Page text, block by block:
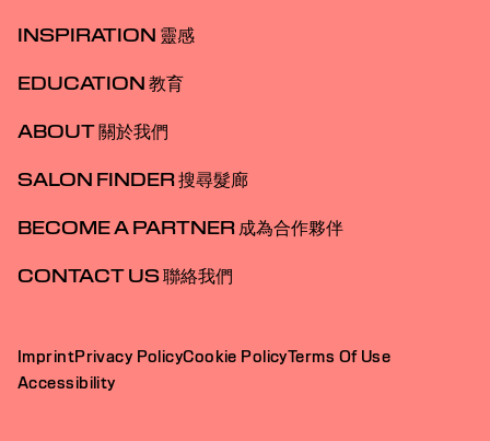
INSPIRATION 靈感
EDUCATION 教育
ABOUT 關於我們
SALON FINDER 搜尋髮廊
BECOME A PARTNER 成為合作夥伴
CONTACT US 聯絡我們
ImprintPrivacy PolicyCookie PolicyTerms Of Use
Accessibility